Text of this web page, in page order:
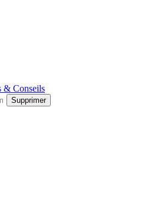
& Conseils
Supprimer